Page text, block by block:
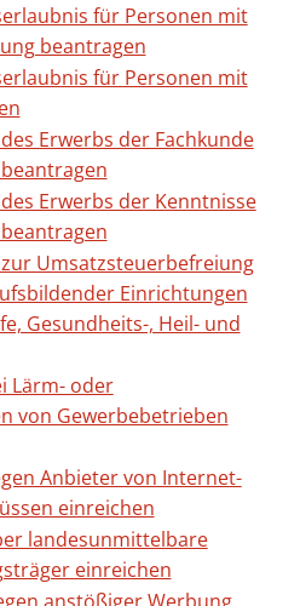
für Personen mit
beantragen
für Personen mit
Erwerbs der Fachkunde
Erwerbs der Kenntnisse
Umsatzsteuerbefreiung
Einrichtungen
Gesundheits-, Heil- und
Lärm- oder
von Gewerbebetrieben
Anbieter von Internet-
einreichen
landesunmittelbare
einreichen